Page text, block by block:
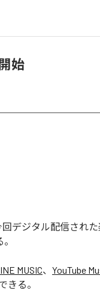
始
回デジタル配信された
MUSIC、 YouTube
きる。